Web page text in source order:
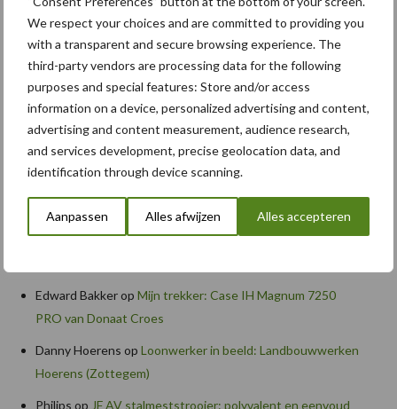
We respect your choices and are committed to providing you
with a transparent and secure browsing experience. The
third-party vendors are processing data for the following
purposes and special features: Store and/or access
information on a device, personalized advertising and content,
advertising and content measurement, audience research,
and services development, precise geolocation data, and
identification through device scanning.
Aanpassen Alles afwijzen Alles accepteren
Caterpillar breidt gamma elektrische bulldozers uit
Komatsu HM460-6 knikdumper legt lat opnieuw hoger
Nieuwe compacte gedragen pootcombinatie van AVR
Recente reacties
Bart PersoonopFendt kondigt nieuwe trekker aan deze
Edward Bakkerop Mijn trekker: Case IH Magnum 7250
PRO van Donaat Croes
Danny Hoerens op Loonwerker in beeld: Landbouwwerken
Hoerens (Zottegem)
Philips op JF AV stalmeststrooier: polyvalent en eenvoud